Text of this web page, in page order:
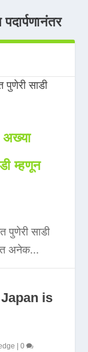
पदार्पणानंतर
म्हणून
साडी
अनेक...
is
|0